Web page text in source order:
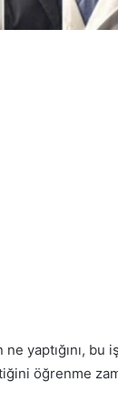
yaptığını, bu
öğrenme